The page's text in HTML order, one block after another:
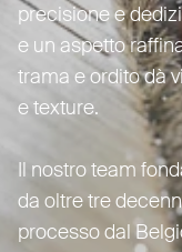
pre­cisione e
e un aspetto
trama e ordito dà
e texture.
Il nostro team
da oltre tre
processo dal